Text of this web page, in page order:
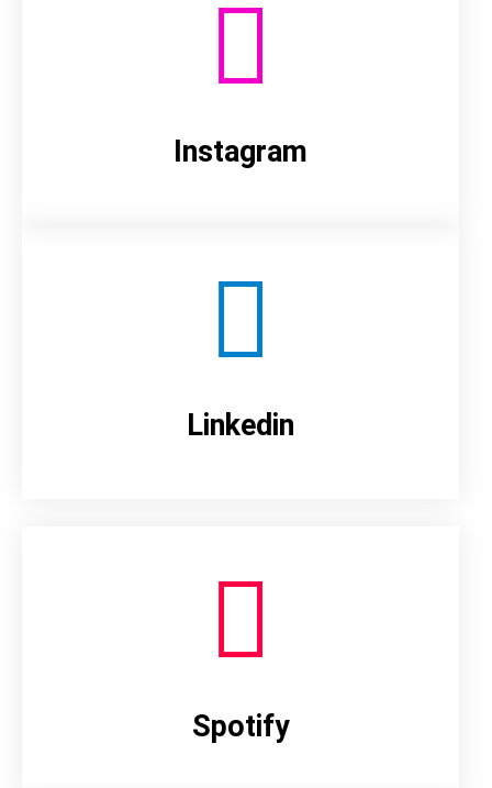
Instagram
Linkedin
Spotify